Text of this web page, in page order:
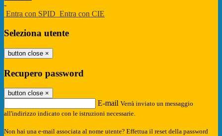
-
Entra con SPID Entra con CIE
Seleziona utente
button close ×
Recupero password
button close ×
E-mail Verrà inviato un messaggio
all'indirizzo indicato con le istruzioni necessarie.
Non hai una e-mail associata al nome utente? Effettua il reset della password